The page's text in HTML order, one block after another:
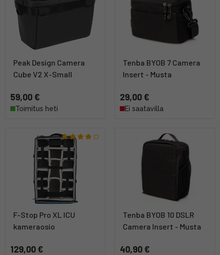
Peak Design Camera
Cube V2 X-Small
59,00 €
Toimitus heti
Tenba BYOB 7 Camera
Insert - Musta
29,00 €
Ei saatavilla
F-Stop Pro XL ICU
kameraosio
129,00 €
Tenba BYOB 10 DSLR
Camera Insert - Musta
40,90 €